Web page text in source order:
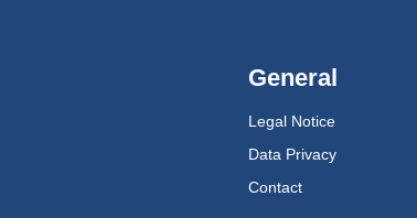
General
Legal Notice
Data Privacy
Contact